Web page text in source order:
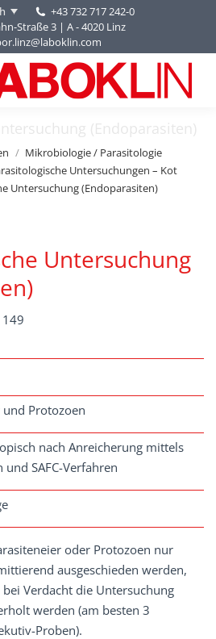
+43 732 717 242-0
Straße 3 | A - 4020 Linz
(Endoparasiten)
Mikrobiologie / Parasitologie
Untersuchungen – Kot
Untersuchung (Endoparasiten)
Untersuchung
149
Protozoen
nach Anreicherung mittels
und SAFC-Verfahren
oder Protozoen nur
ausgeschieden werden,
bei Verdacht die Untersuchung
werden (am besten 3
Proben).